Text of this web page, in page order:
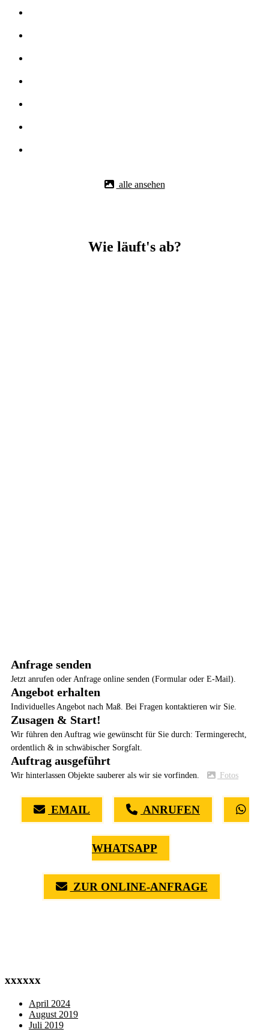
alle ansehen
Wie läuft's ab?
Anfrage senden
Jetzt anrufen oder Anfrage online senden (Formular oder E-Mail).
Angebot erhalten
Individuelles Angebot nach Maß. Bei Fragen kontaktieren wir Sie.
Zusagen & Start!
Wir führen den Auftrag wie gewünscht für Sie durch: Termingerecht,
ordentlich & in schwäbischer Sorgfalt.
Auftrag ausgeführt
Wir hinterlassen Objekte sauberer als wir sie vorfinden. Fotos
EMAIL ANRUFEN
WHATSAPP
ZUR ONLINE-ANFRAGE
xxxxxx
April 2024
August 2019
Juli 2019